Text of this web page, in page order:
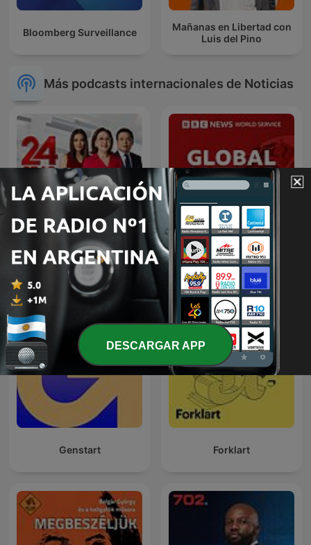
Bloomberg Surveillance
Mañanas en Libertad con
Luis del Pino
Más podcasts internacionales de Noticias
24 Oras Podcast Global News Podcast
Genstart Forklart
DESCARGAR APP